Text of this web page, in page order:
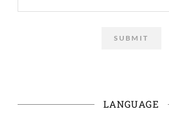
LANGUAGE